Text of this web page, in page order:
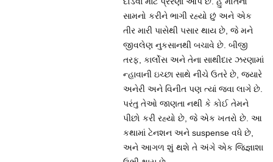
સામનો કરીને ભાગી રહ્યો છું અને એક
તીર મારી પાસેથી પસાર થાય છે, જે મને
જીવલેણ નુકસાનથી બચાવે છે. બીજી
તરફ, કાર્લોસ અને તેના સાથીદાર ઝરણામાં
ન્હાવાની ઇચ્છા સાથે નીચે ઉતરે છે, જ્યારે
અનેરી અને વિનીત પણ ત્યાં જવા લાગે છે.
પરંતુ તેઓ જાણતા નથી કે કોઈ તેમને
પીછો કરી રહ્યો છે, જે એક ખતરો છે. આ
કથામાં ટેનશન અને suspense વધે છે,
અને આગળ શું થશે તે અંગે એક જિજ્ઞાશા